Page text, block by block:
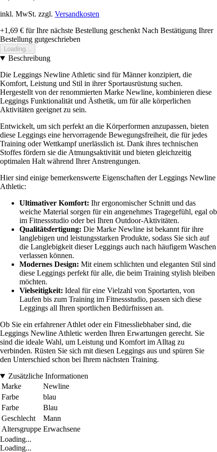
inkl. MwSt. zzgl. Versandkosten
+1,69 € für Ihre nächste Bestellung geschenkt Nach Bestätigung Ihrer
Bestellung gutgeschrieben
Loading...
Beschreibung
Die Leggings Newline Athletic sind für Männer konzipiert, die
Komfort, Leistung und Stil in ihrer Sportausrüstung suchen.
Hergestellt von der renommierten Marke Newline, kombinieren diese
Leggings Funktionalität und Ästhetik, um für alle körperlichen
Aktivitäten geeignet zu sein.
Entwickelt, um sich perfekt an die Körperformen anzupassen, bieten
diese Leggings eine hervorragende Bewegungsfreiheit, die für jedes
Training oder Wettkampf unerlässlich ist. Dank ihres technischen
Stoffes fördern sie die Atmungsaktivität und bieten gleichzeitig
optimalen Halt während Ihrer Anstrengungen.
Hier sind einige bemerkenswerte Eigenschaften der Leggings Newline
Athletic:
Ultimativer Komfort: Ihr ergonomischer Schnitt und das
weiche Material sorgen für ein angenehmes Tragegefühl, egal ob
im Fitnessstudio oder bei Ihren Outdoor-Aktivitäten.
Qualitätsfertigung: Die Marke Newline ist bekannt für ihre
langlebigen und leistungsstarken Produkte, sodass Sie sich auf
die Langlebigkeit dieser Leggings auch nach häufigem Waschen
verlassen können.
Modernes Design: Mit einem schlichten und eleganten Stil sind
diese Leggings perfekt für alle, die beim Training stylish bleiben
möchten.
Vielseitigkeit: Ideal für eine Vielzahl von Sportarten, von
Laufen bis zum Training im Fitnessstudio, passen sich diese
Leggings all Ihren sportlichen Bedürfnissen an.
Ob Sie ein erfahrener Athlet oder ein Fitnessliebhaber sind, die
Leggings Newline Athletic werden Ihren Erwartungen gerecht. Sie
sind die ideale Wahl, um Leistung und Komfort im Alltag zu
verbinden. Rüsten Sie sich mit diesen Leggings aus und spüren Sie
den Unterschied schon bei Ihrem nächsten Training.
Zusätzliche Informationen
Marke
Newline
Farbe
blau
Farbe
Blau
Geschlecht
Mann
Altersgruppe Erwachsene
Loading...
Loading...